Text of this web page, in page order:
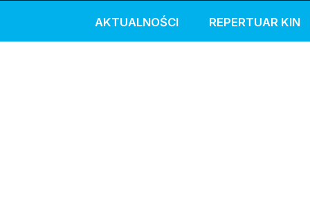
AKTUALNOŚCI REPERTUAR KIN